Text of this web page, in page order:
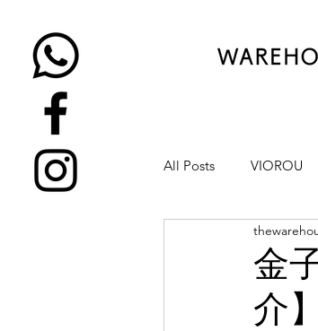
All Posts VIOROU
YUICHI TOYAMA
金
介